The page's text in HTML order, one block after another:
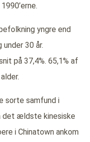
yngre end
under 30 år.
på 37,4%. 65,1% af
sorte samfund i
det ældste kinesiske
i Chinatown ankom